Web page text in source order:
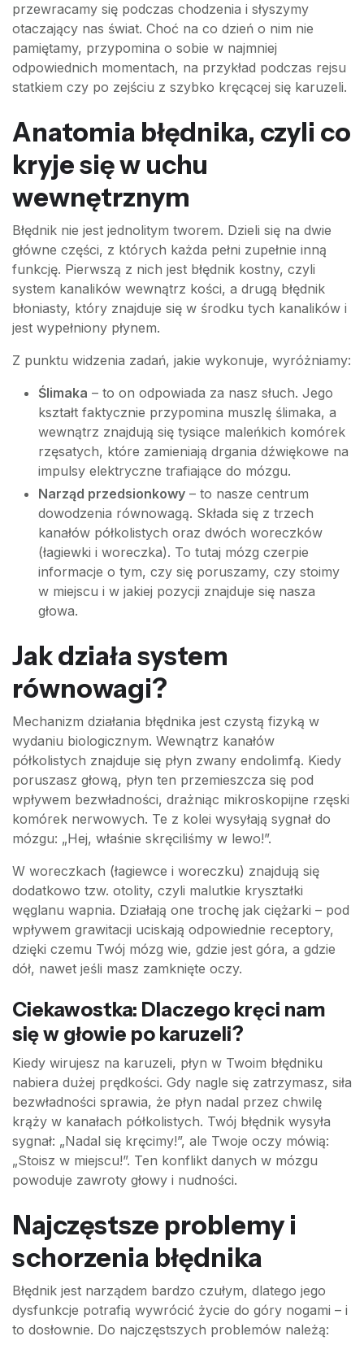
przewracamy się podczas chodzenia i słyszymy
otaczający nas świat. Choć na co dzień o nim nie
pamiętamy, przypomina o sobie w najmniej
odpowiednich momentach, na przykład podczas rejsu
statkiem czy po zejściu z szybko kręcącej się karuzeli.
Anatomia błędnika, czyli co
kryje się w uchu
wewnętrznym
Błędnik nie jest jednolitym tworem. Dzieli się na dwie
główne części, z których każda pełni zupełnie inną
funkcję. Pierwszą z nich jest błędnik kostny, czyli
system kanalików wewnątrz kości, a drugą błędnik
błoniasty, który znajduje się w środku tych kanalików i
jest wypełniony płynem.
Z punktu widzenia zadań, jakie wykonuje, wyróżniamy:
Ślimaka – to on odpowiada za nasz słuch. Jego
kształt faktycznie przypomina muszlę ślimaka, a
wewnątrz znajdują się tysiące maleńkich komórek
rzęsatych, które zamieniają drgania dźwiękowe na
impulsy elektryczne trafiające do mózgu.
Narząd przedsionkowy – to nasze centrum
dowodzenia równowagą. Składa się z trzech
kanałów półkolistych oraz dwóch woreczków
(łagiewki i woreczka). To tutaj mózg czerpie
informacje o tym, czy się poruszamy, czy stoimy
w miejscu i w jakiej pozycji znajduje się nasza
głowa.
Jak działa system
równowagi?
Mechanizm działania błędnika jest czystą fizyką w
wydaniu biologicznym. Wewnątrz kanałów
półkolistych znajduje się płyn zwany endolimfą. Kiedy
poruszasz głową, płyn ten przemieszcza się pod
wpływem bezwładności, drażniąc mikroskopijne rzęski
komórek nerwowych. Te z kolei wysyłają sygnał do
mózgu: „Hej, właśnie skręciliśmy w lewo!”.
W woreczkach (łagiewce i woreczku) znajdują się
dodatkowo tzw. otolity, czyli malutkie kryształki
węglanu wapnia. Działają one trochę jak ciężarki – pod
wpływem grawitacji uciskają odpowiednie receptory,
dzięki czemu Twój mózg wie, gdzie jest góra, a gdzie
dół, nawet jeśli masz zamknięte oczy.
Ciekawostka: Dlaczego kręci nam
się w głowie po karuzeli?
Kiedy wirujesz na karuzeli, płyn w Twoim błędniku
nabiera dużej prędkości. Gdy nagle się zatrzymasz, siła
bezwładności sprawia, że płyn nadal przez chwilę
krąży w kanałach półkolistych. Twój błędnik wysyła
sygnał: „Nadal się kręcimy!”, ale Twoje oczy mówią:
„Stoisz w miejscu!”. Ten konflikt danych w mózgu
powoduje zawroty głowy i nudności.
Najczęstsze problemy i
schorzenia błędnika
Błędnik jest narządem bardzo czułym, dlatego jego
dysfunkcje potrafią wywrócić życie do góry nogami – i
to dosłownie. Do najczęstszych problemów należą: